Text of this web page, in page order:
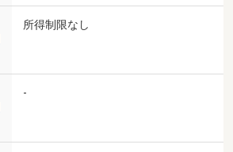
所得制限なし
-